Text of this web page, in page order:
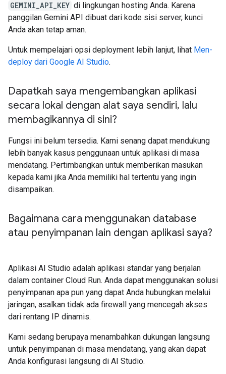
GEMINI_API_KEY di lingkungan hosting Anda. Karena
panggilan Gemini API dibuat dari kode sisi server, kunci
Anda akan tetap aman.
Untuk mempelajari opsi deployment lebih lanjut, lihat Men-
deploy dari Google AI Studio.
Dapatkah saya mengembangkan aplikasi
secara lokal dengan alat saya sendiri, lalu
membagikannya di sini?
Fungsi ini belum tersedia. Kami senang dapat mendukung
lebih banyak kasus penggunaan untuk aplikasi di masa
mendatang. Pertimbangkan untuk memberikan masukan
kepada kami jika Anda memiliki hal tertentu yang ingin
disampaikan.
Bagaimana cara menggunakan database
atau penyimpanan lain dengan aplikasi saya?
Aplikasi AI Studio adalah aplikasi standar yang berjalan
dalam container Cloud Run. Anda dapat menggunakan solusi
penyimpanan apa pun yang dapat Anda hubungkan melalui
jaringan, asalkan tidak ada firewall yang mencegah akses
dari rentang IP dinamis.
Kami sedang berupaya menambahkan dukungan langsung
untuk penyimpanan di masa mendatang, yang akan dapat
Anda konfigurasi langsung di AI Studio.